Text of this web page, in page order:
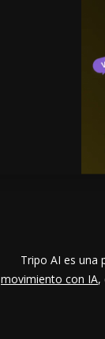
Tripo AI es una
movimiento con IA,